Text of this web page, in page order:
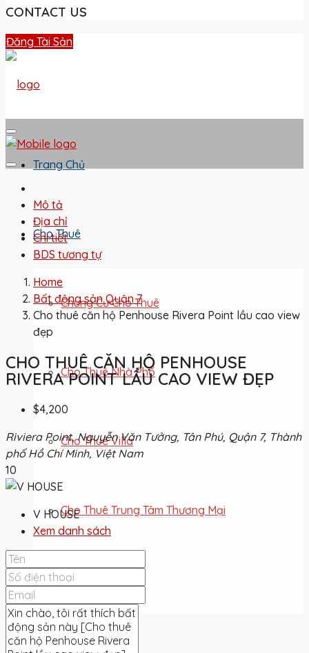
CONTACT US
Đăng Tài Sản
Trang Chủ
Cho Thuê
Chung Cư Cho Thuê
Cho Thuê Nhà Phố
Cho Thuê Villa
Cho Thuê Trung Tâm Thương Mại
Cho Thuê Đất
Cho Thuê
Mô tả
Địa chỉ
Chi tiết
BDS tương tự
Home
Bất động sản Quận 7
Cho thuê căn hộ Penhouse Rivera Point lầu cao view
đẹp
CHO THUÊ CĂN HỘ PENHOUSE
RIVERA POINT LẦU CAO VIEW ĐẸP
$4,200
Riviera Point, Nguyễn Văn Tưởng, Tân Phú, Quận 7, Thành
phố Hồ Chí Minh, Việt Nam
10
V HOUSE
Xem danh sách